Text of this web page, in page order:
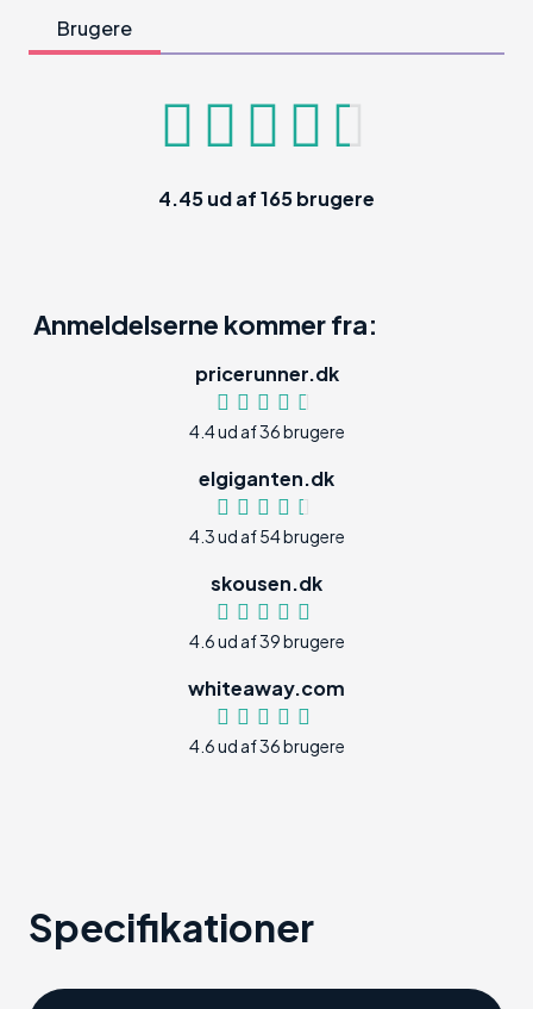
Brugere
4.45ud af165brugere
Anmeldelserne kommer fra:
pricerunner.dk
4.4 ud af 36 brugere
elgiganten.dk
4.3 ud af 54 brugere
skousen.dk
4.6 ud af 39 brugere
whiteaway.com
4.6 ud af 36 brugere
Specifikationer